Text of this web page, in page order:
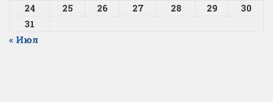
24
25 26 27 28 29
30
31
« Июл